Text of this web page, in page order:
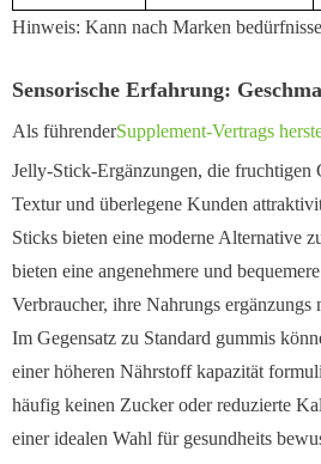
Hinweis: Kann nach Marken
Sensorische Erfahrung:
Als führenderSupplement-Vertrags
Jelly-Stick-Ergänzungen, die fruchtigen
Textur und überlegene Kunden
Sticks bieten eine moderne Alternative
bieten eine angenehmere und
Verbraucher, ihre Nahrungs ergänzungs
Im Gegensatz zu Standard gummis
einer höheren Nährstoff kapazität
häufig keinen Zucker oder reduzierte
einer idealen Wahl für gesundheits